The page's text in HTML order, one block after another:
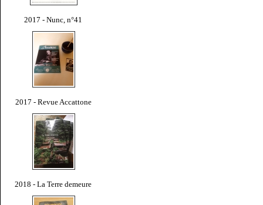
2017 - Nunc, n°41
2017 - Revue Accattone
2018 - La Terre demeure